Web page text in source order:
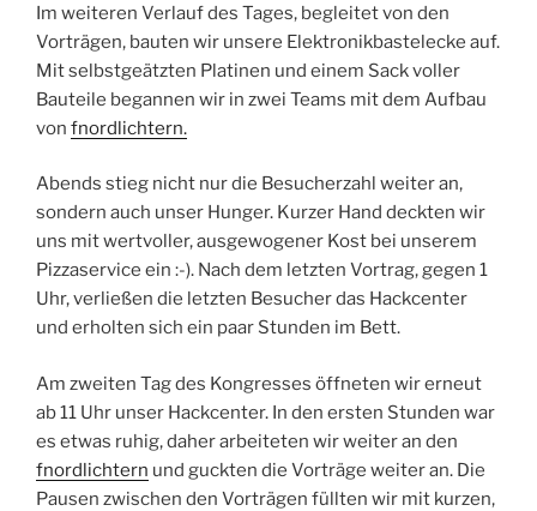
Im weiteren Verlauf des Tages, begleitet von den
Vorträgen, bauten wir unsere Elektronikbastelecke auf.
Mit selbstgeätzten Platinen und einem Sack voller
Bauteile begannen wir in zwei Teams mit dem Aufbau
von fnordlichtern.
Abends stieg nicht nur die Besucherzahl weiter an,
sondern auch unser Hunger. Kurzer Hand deckten wir
uns mit wertvoller, ausgewogener Kost bei unserem
Pizzaservice ein :-). Nach dem letzten Vortrag, gegen 1
Uhr, verließen die letzten Besucher das Hackcenter
und erholten sich ein paar Stunden im Bett.
Am zweiten Tag des Kongresses öffneten wir erneut
ab 11 Uhr unser Hackcenter. In den ersten Stunden war
es etwas ruhig, daher arbeiteten wir weiter an den
fnordlichtern und guckten die Vorträge weiter an. Die
Pausen zwischen den Vorträgen füllten wir mit kurzen,